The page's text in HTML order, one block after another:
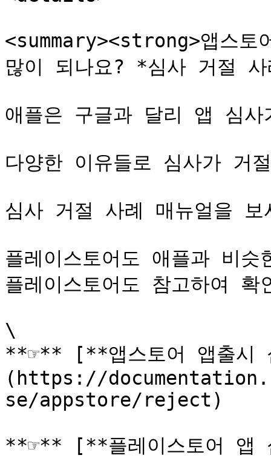
<summary><strong>앱스
많이 되나요? *심사 거절
애플은 구글과 달리 앱 심
다양한 이유들로 심사가 거
심사 거절 사례 매뉴얼을
플레이스토어도 애플과 비
플레이스토어도 참고하여
\
**☞** [**앱스토어 앱출시
(https://
se/appstore/reject)
**☞** [**플레이스토어 앱